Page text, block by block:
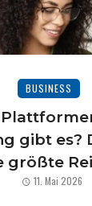
BUSINESS
gibt es?
größte
11. Mai 2026